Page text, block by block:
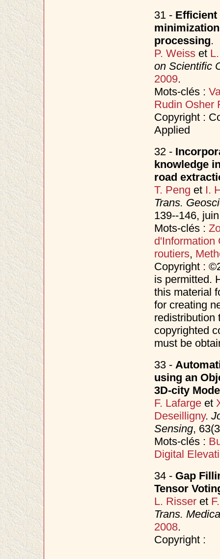
31 - Efficient
processing.
P. Weisset
on Scientific
2009.
Mots-clés :
Rudin Osher
Copyright :
Applied
32 -
knowledge
road
T. Peng et I.
Trans.
139--146,
Mots-clés :
d'Information
routiers,
Copyright :
is permitted.
this material
for creating
redistribution
copyrighted
must be
33 -
using an
3D-city
F. Lafargeet
Deseilligny.
Sensing,
Mots-clés :
Digital
34 - Gap
Tensor
L. Risseret
Trans.
2008.
Copyright :